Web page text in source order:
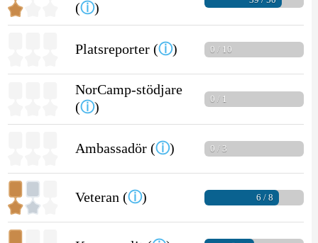
(ⓘ)
Platsreporter (ⓘ) 0 / 10
NorCamp-stödjare
(ⓘ)
0 / 1
Ambassadör (ⓘ) 0 / 3
Veteran (ⓘ) 6 / 8